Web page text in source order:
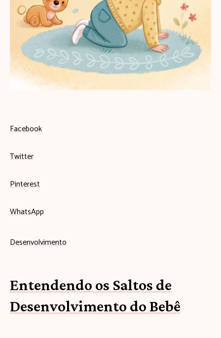
Facebook
Twitter
Pinterest
WhatsApp
Desenvolvimento
Entendendo os Saltos de
Desenvolvimento do Bebê